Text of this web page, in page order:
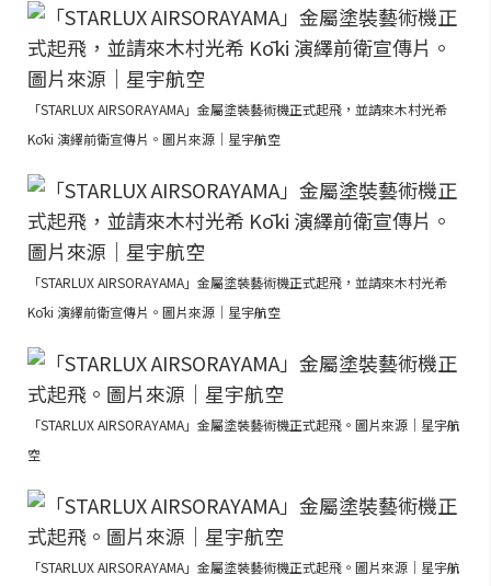
「STARLUX AIRSORAYAMA」金屬塗裝藝術機正式起飛，並請來木村光希
Kōki 演繹前衛宣傳片。圖片來源｜星宇航空
「STARLUX AIRSORAYAMA」金屬塗裝藝術機正式起飛，並請來木村光希
Kōki 演繹前衛宣傳片。圖片來源｜星宇航空
「STARLUX AIRSORAYAMA」金屬塗裝藝術機正式起飛。圖片來源｜星宇航
空
「STARLUX AIRSORAYAMA」金屬塗裝藝術機正式起飛。圖片來源｜星宇航